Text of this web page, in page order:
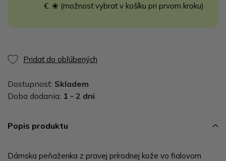
€. ❀ (možnosť vybrať v košíku pri prvom kroku)
Pridať do obľúbených
Dostupnosť: Skladem
Doba dodania: 1 - 2 dni
Popis produktu
Dámska peňaženka z pravej prírodnej kože vo fialovom